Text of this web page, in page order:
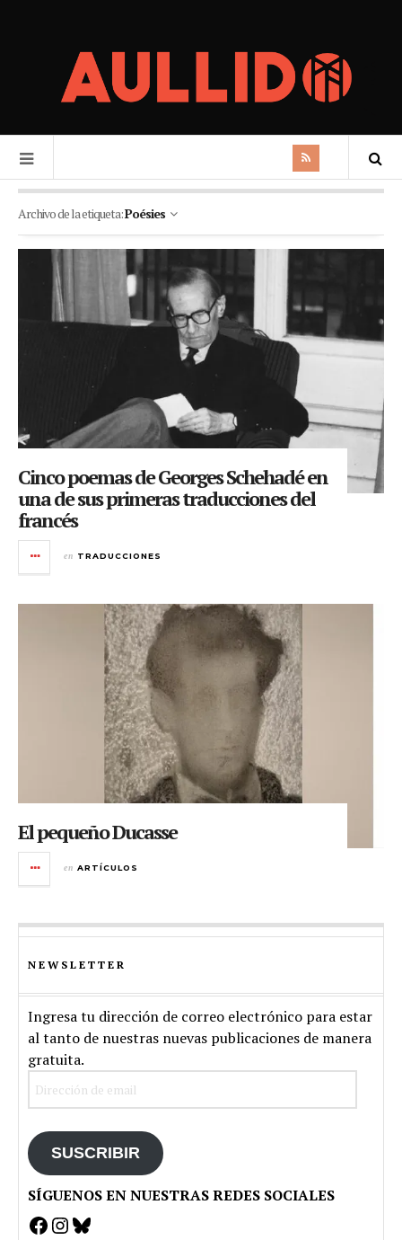
Archivo de la etiqueta:Poésies
Cinco poemas de Georges Schehadé en
una de sus primeras traducciones del
francés
en TRADUCCIONES
El pequeño Ducasse
en ARTÍCULOS
NEWSLETTER
Ingresa tu dirección de correo electrónico para estar
al tanto de nuestras nuevas publicaciones de manera
gratuita.
SUSCRIBIR
SÍGUENOS EN NUESTRAS REDES SOCIALES
Facebook
Instagram
Bluesky